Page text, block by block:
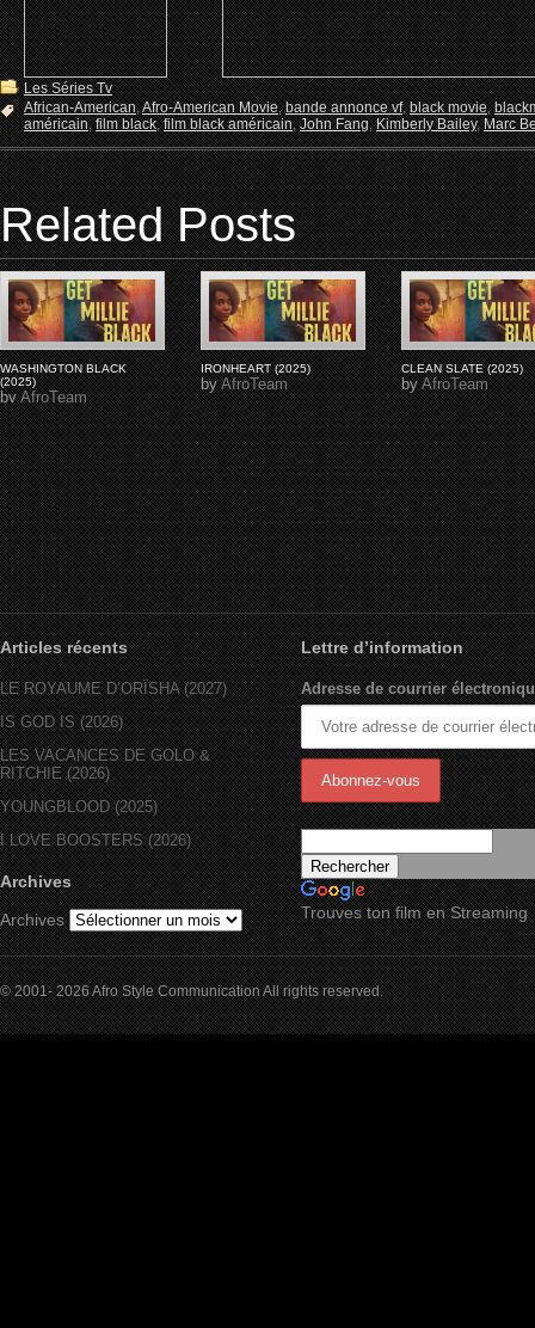
Les Séries Tv
African-American,Afro-American Movie,bande annonce vf,black movie,
américain,film black,film black américain,John Fang,Kimberly Bailey,Marc
Related Posts
WASHINGTON BLACK
(2025)
byAfroTeam
IRONHEART (2025)
byAfroTeam
CLEAN SLATE (2025)
byAfroTeam
Articles récents
LE ROYAUME D’ORÏSHA (2027)
IS GOD IS (2026)
LES VACANCES DE GOLO &
RITCHIE (2026)
YOUNGBLOOD (2025)
I LOVE BOOSTERS (2026)
Archives
Archives
Lettre d’information
Adresse de courrier
Trouves ton film en Streaming
© 2001- 2026 Afro Style Communication All rights reserved.